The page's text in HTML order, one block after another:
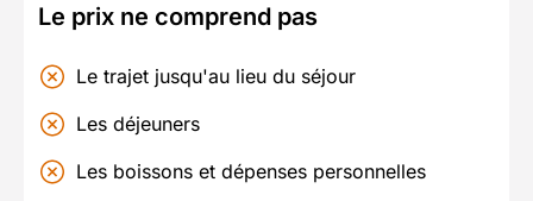
Le prix ne comprend pas
Le trajet jusqu'au lieu du séjour
Les déjeuners
Les boissons et dépenses personnelles